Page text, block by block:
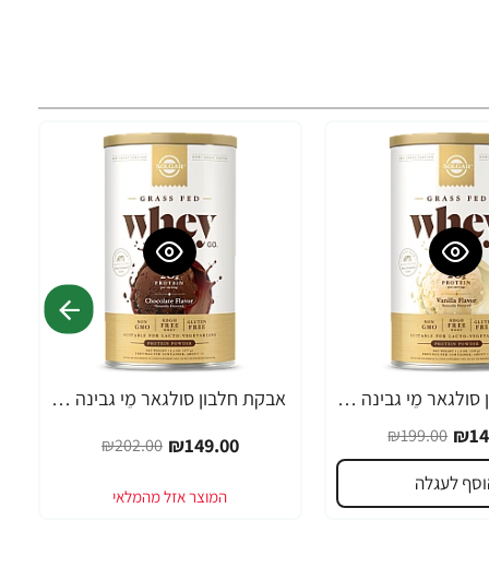
אבקת חלבון סולגאר מֵי גבינה Whey To Go בטעם ונילה - משקל 340 גרם מבית SOLGAR
₪199.00
לעגלה
-26%
אבקת חלבון סולגאר מֵי גבינה Whey To Go בטעם שוקולד טבעי - משקל 454 גרם - מבית SOLGAR
₪149.00
₪202.00